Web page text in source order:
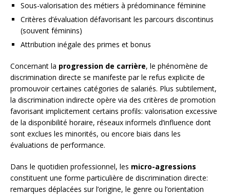
Sous-valorisation des métiers à prédominance féminine
Critères d’évaluation défavorisant les parcours discontinus
(souvent féminins)
Attribution inégale des primes et bonus
Concernant la progression de carrière, le phénomène de
discrimination directe se manifeste par le refus explicite de
promouvoir certaines catégories de salariés. Plus subtilement,
la discrimination indirecte opère via des critères de promotion
favorisant implicitement certains profils: valorisation excessive
de la disponibilité horaire, réseaux informels d’influence dont
sont exclues les minorités, ou encore biais dans les
évaluations de performance.
Dans le quotidien professionnel, les micro-agressions
constituent une forme particulière de discrimination directe:
remarques déplacées sur l’origine, le genre ou l’orientation